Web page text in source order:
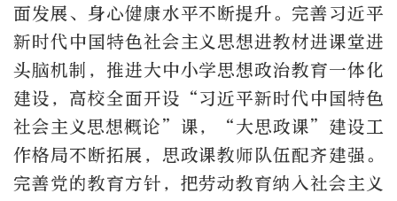
面发展、身心健康水平不断提升。完善习近平
新时代中国特色社会主义思想进教材进课堂进
头脑机制，推进大中小学思想政治教育一体化
建设，高校全面开设“习近平新时代中国特色
社会主义思想概论”课，“大思政课”建设工
作格局不断拓展，思政课教师队伍配齐建强。
完善党的教育方针，把劳动教育纳入社会主义